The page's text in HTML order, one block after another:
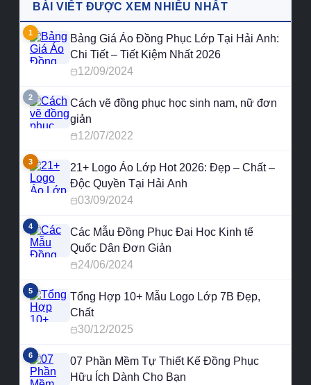
BÀI VIẾT ĐƯỢC XEM NHIỀU NHẤT
1
Bảng Giá Áo Đồng Phục Lớp Tại Hải Anh:
Chi Tiết – Tiết Kiệm Nhất 2026
12/09/2024
2
Cách vẽ đồng phục học sinh nam, nữ đơn
giản
12/07/2022
3
21+ Logo Áo Lớp Hot 2026: Đẹp – Chất –
Độc Quyền Tại Hải Anh
03/09/2024
4
Các Mẫu Đồng Phục Đại Học Kinh tế
Quốc Dân Đơn Giản
24/06/2024
5
Tổng Hợp 10+ Mẫu Logo Lớp 7B Đẹp,
Chất
30/12/2025
6
07 Phần Mềm Tự Thiết Kế Đồng Phục
Hữu Ích Dành Cho Bạn